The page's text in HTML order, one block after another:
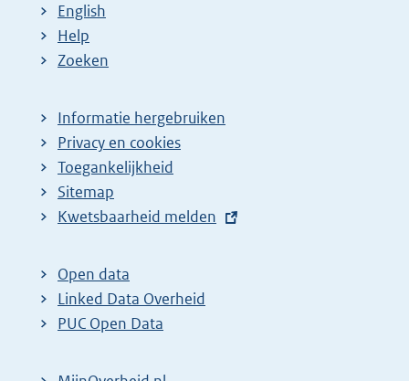
English
Help
Zoeken
Informatie hergebruiken
Privacy en cookies
Toegankelijkheid
Sitemap
E
t
e
r
Kwetsbaarheid melden
Open data
Linked Data Overheid
PUC Open Data